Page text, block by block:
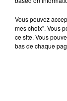
Vous pouvez
mes choix". Vous
ce site. Vous
bas de chaque